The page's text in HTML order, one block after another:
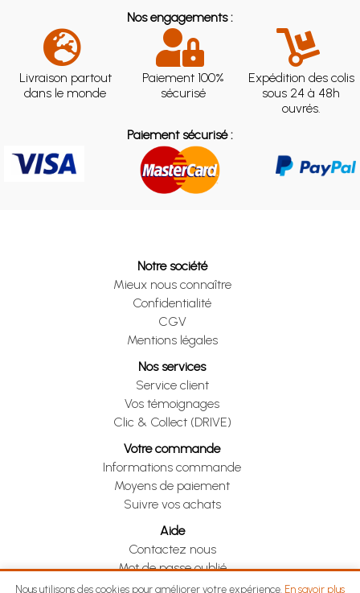
Nos engagements :
Livraison partout
dans le monde
Paiement 100%
sécurisé
Expédition des colis
sous 24 à 48h
ouvrés.
Paiement sécurisé :
Notre société
Mieux nous connaître
Confidentialité
CGV
Mentions légales
Nos services
Service client
Vos témoignages
Clic & Collect (DRIVE)
Votre commande
Informations commande
Moyens de paiement
Suivre vos achats
Aide
Contactez nous
Mot de passe oublié
Je me rétracte
Nous utilisons des cookies pour améliorer votre expérience. En savoir plus